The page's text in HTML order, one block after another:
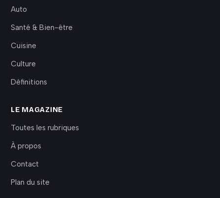
Auto
Santé & Bien-être
Cuisine
Culture
Définitions
LE MAGAZINE
Toutes les rubriques
À propos
Contact
Plan du site